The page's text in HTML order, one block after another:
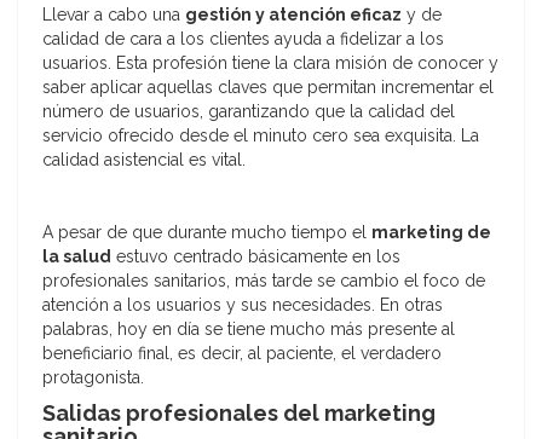
Llevar a cabo una gestión y atención eficaz y de
calidad de cara a los clientes ayuda a fidelizar a los
usuarios. Esta profesión tiene la clara misión de conocer y
saber aplicar aquellas claves que permitan incrementar el
número de usuarios, garantizando que la calidad del
servicio ofrecido desde el minuto cero sea exquisita. La
calidad asistencial es vital.
A pesar de que durante mucho tiempo el marketing de
la salud estuvo centrado básicamente en los
profesionales sanitarios, más tarde se cambio el foco de
atención a los usuarios y sus necesidades. En otras
palabras, hoy en día se tiene mucho más presente al
beneficiario final, es decir, al paciente, el verdadero
protagonista.
Salidas profesionales del marketing